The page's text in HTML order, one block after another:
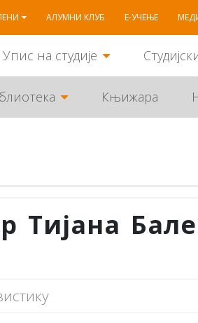
АЛУМНИ КЛУБ Е-УЧЕЊЕ
Упис на студије
Књижара
Тијана